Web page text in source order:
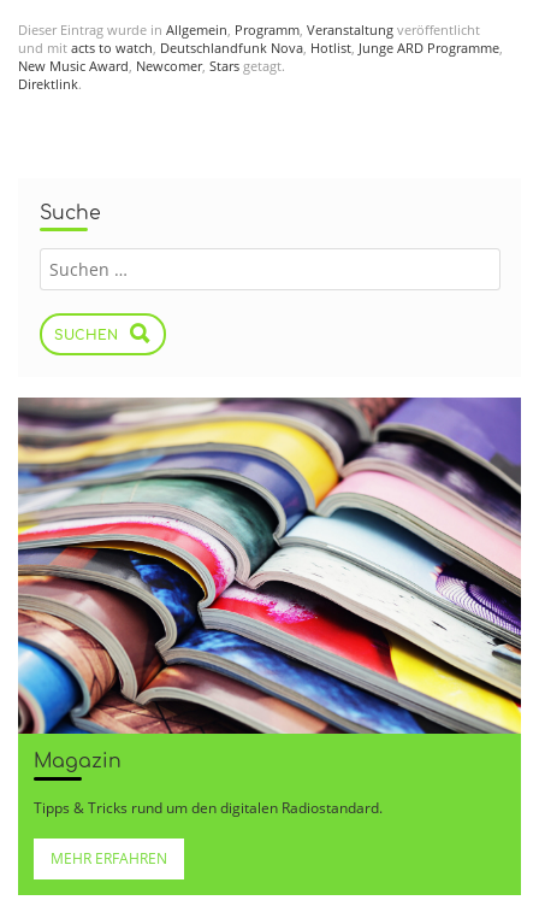
Dieser Eintrag wurde in Allgemein, Programm, Veranstaltung veröffentlicht
und mit acts to watch, Deutschlandfunk Nova, Hotlist, Junge ARD Programme,
New Music Award, Newcomer, Stars getagt.
Direktlink.
Suche
SUCHEN
Magazin
Tipps & Tricks rund um den digitalen Radiostandard.
MEHR ERFAHREN